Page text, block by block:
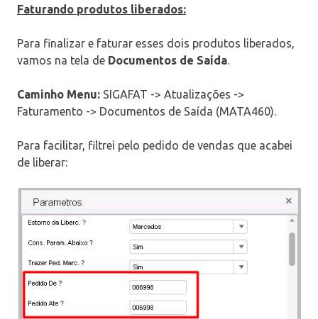
Faturando produtos liberados:
Para finalizar e faturar esses dois produtos liberados,
vamos na tela de Documentos de Saída.
Caminho Menu: SIGAFAT -> Atualizações ->
Faturamento -> Documentos de Saída (MATA460).
Para facilitar, filtrei pelo pedido de vendas que acabei
de liberar: